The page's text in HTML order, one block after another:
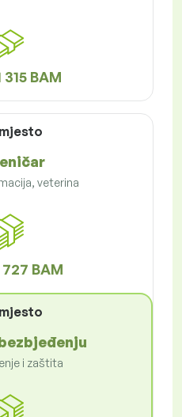
315 BAM
veterina
727 BAM
i zaštita